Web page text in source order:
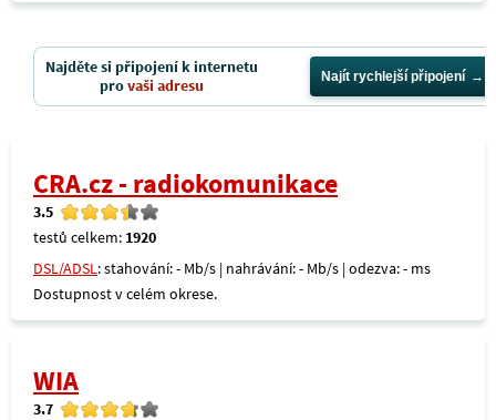
Najděte si připojení k internetu
provaši adresu Najít rychlejší připojení
CRA.cz - radiokomunikace
3.5
testů celkem: 1920
DSL/ADSL: stahování: - Mb/s | nahrávání: - Mb/s | odezva: - ms
Dostupnost v celém okrese.
WIA
3.7